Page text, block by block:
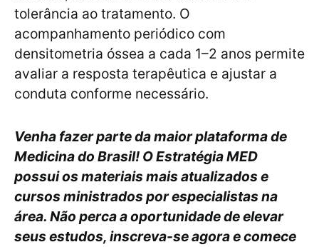
tolerância ao tratamento. O
acompanhamento periódico com
densitometria óssea a cada 1–2 anos permite
avaliar a resposta terapêutica e ajustar a
conduta conforme necessário.
Venha fazer parte da maior plataforma de
Medicina do Brasil! O Estratégia MED
possui os materiais mais atualizados e
cursos ministrados por especialistas na
área. Não perca a oportunidade de elevar
seus estudos, inscreva-se agora e comece